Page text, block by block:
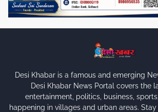
Desi Khabar is a famous and emerging
Desi Khabar News Portal covers the
entertainment, politics, business,
happening in villages and urban areas.